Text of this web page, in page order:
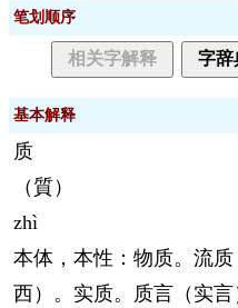
笔划顺序
相关字解释 字辞
基本解释
质
（質）
zhì
本体，本性：物质。流
西）。实质。质言（实